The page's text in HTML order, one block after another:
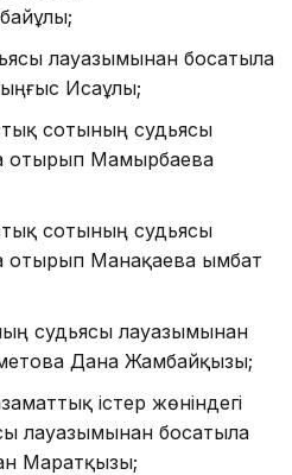
лауазымынан босатыла
Исаұлы;
сотының судьясы
отырып Мамырбаева
сотының судьясы
Манақаева Қымбат
судьясы лауазымынан
Дана Жамбайқызы;
істер жөніндегі
лауазымынан босатыла
Маратқызы;